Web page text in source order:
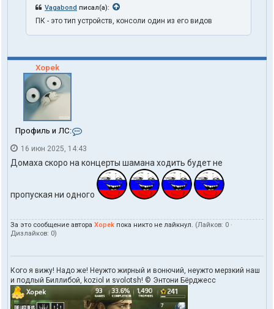
h
1
Vagabond писал(а):
ПК - это тип устройств, консоли один из его видов
Xopek
Профиль и ЛС:
н
т
а
ы
о
л
о
в
а
т
е
л
16 июн 2025, 14:43
Домаха скоро на концерты шамана ходить будет не
пропуская ни одного
За это сообщение автора Xopek пока никто не лайкнул. (Лайков: 0 ·
Дизлайков: 0)
Кого я вижу! Надо же! Неужто жирный и вонючий, неужто мерзкий наш
и подлый Биллибой, koziol и svolotsh! © Энтони Бёрджесс